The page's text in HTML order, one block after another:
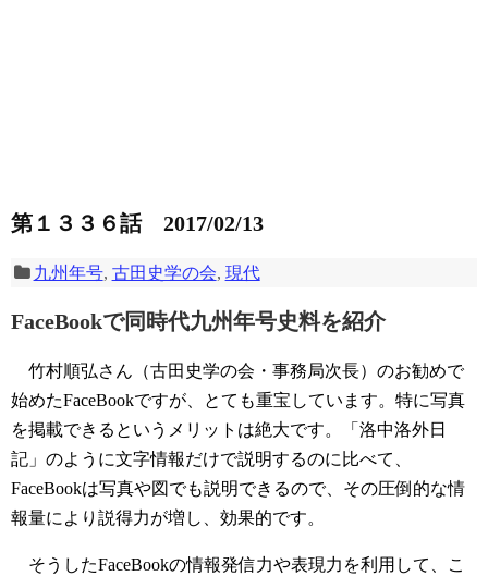
第１３３６話 2017/02/13
九州年号, 古田史学の会, 現代
FaceBookで同時代九州年号史料を紹介
竹村順弘さん（古田史学の会・事務局次長）のお勧めで
始めたFaceBookですが、とても重宝しています。特に写真
を掲載できるというメリットは絶大です。「洛中洛外日
記」のように文字情報だけで説明するのに比べて、
FaceBookは写真や図でも説明できるので、その圧倒的な情
報量により説得力が増し、効果的です。
そうしたFaceBookの情報発信力や表現力を利用して、こ